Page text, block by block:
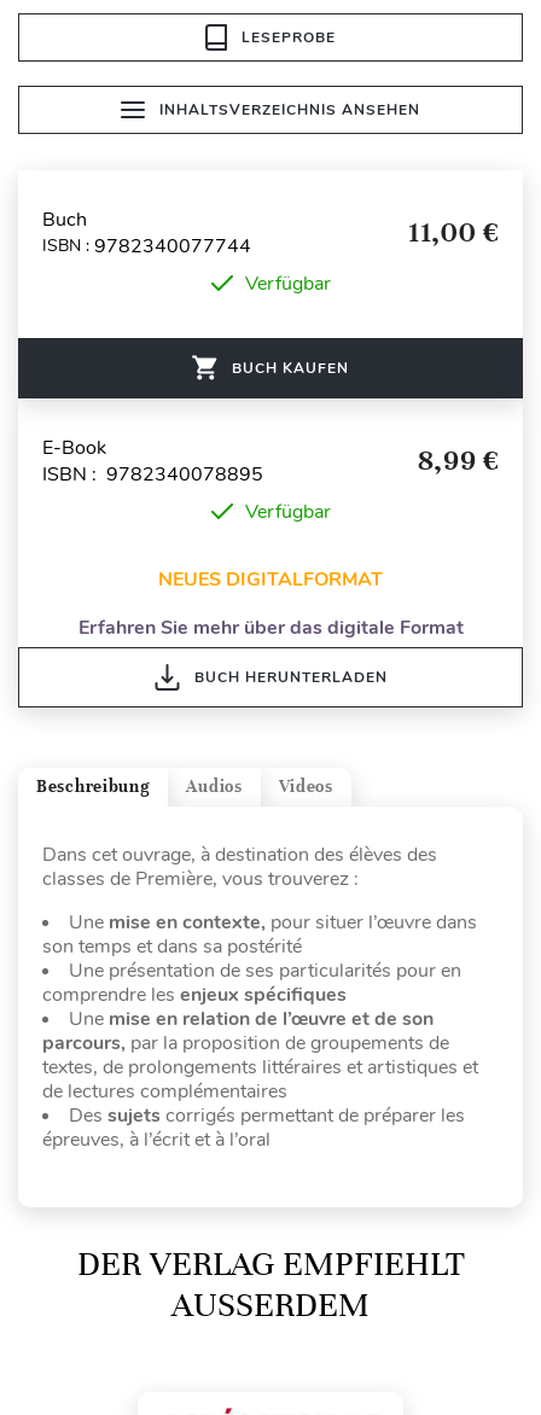
LESEPROBE
INHALTSVERZEICHNIS ANSEHEN
Buch
ISBN : 9782340077744 11,00 €
Verfügbar
BUCH KAUFEN
E-Book
ISBN : 9782340078895
8,99 €
Verfügbar
NEUES DIGITALFORMAT
Erfahren Sie mehr über das digitale Format
BUCH HERUNTERLADEN
Videos
Audios
Beschreibung
Dans cet ouvrage, à destination des élèves des
classes de Première, vous trouverez :
Une mise en contexte, pour situer l’œuvre dans
son temps et dans sa postérité
Une présentation de ses particularités pour en
comprendre les enjeux spécifiques
Une mise en relation de l’œuvre et de son
parcours, par la proposition degroupements de
textes, de prolongements littéraires et artistiques et
de lectures complémentaires
Des sujets corrigés permettant de préparer les
épreuves, à l’écrit et à l’oral
DER VERLAG EMPFIEHLT
AUSSERDEM